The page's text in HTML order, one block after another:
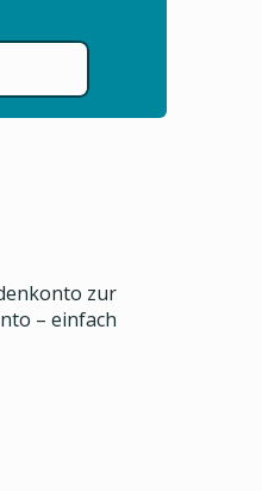
zur
– einfach